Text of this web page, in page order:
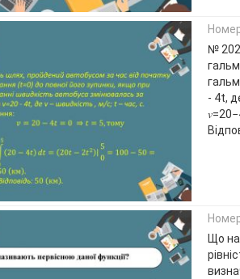
№ 202
- 4t,
Що